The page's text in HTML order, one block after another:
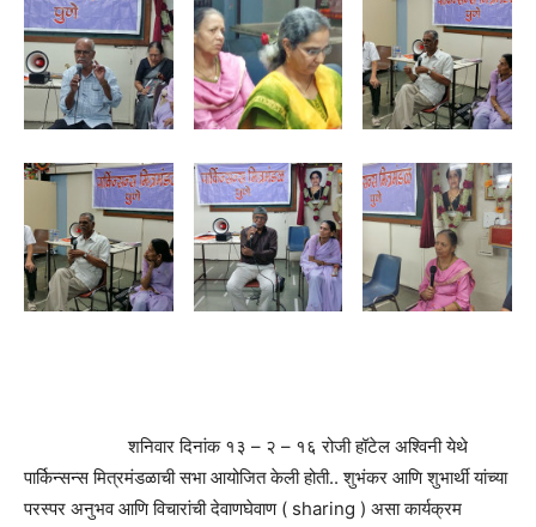
शनिवार दिनांक १३ – २ – १६ रोजी हॉटेल अश्विनी येथे
पार्किन्सन्स मित्रमंडळाची सभा आयोजित केली होती.. शुभंकर आणि शुभार्थी यांच्या
परस्पर अनुभव आणि विचारांची देवाणघेवाण ( sharing ) असा कार्यक्रम